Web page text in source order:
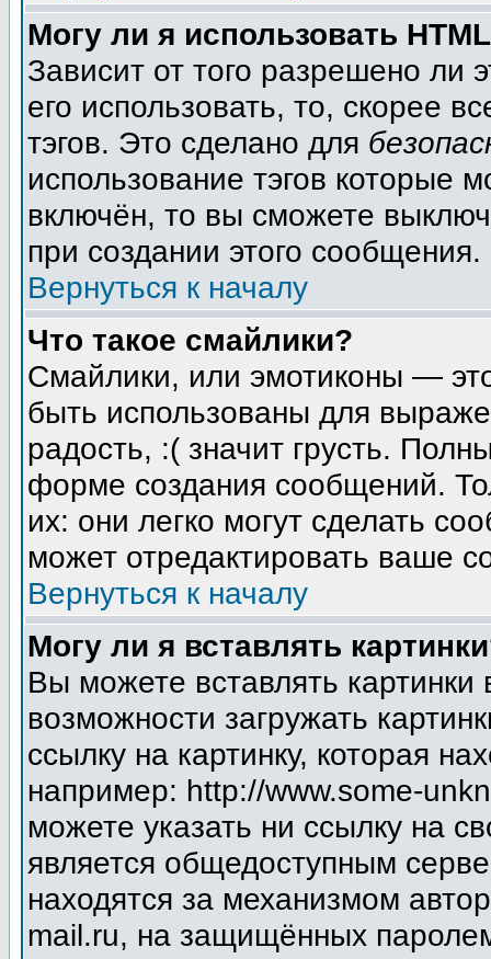
Могу ли я использовать
Зависит от того разрешено ли
его использовать, то, скорее
тэгов. Это сделано для
использование тэгов которые
включён, то вы сможете
при создании этого сообщения.
Вернуться к началу
Что такое смайлики?
Смайлики, или эмотиконы —
быть использованы для
радость, :( значит грусть.
форме создания сообщений.
их: они легко могут сделать
может отредактировать ваше
Вернуться к началу
Могу ли я вставлять
Вы можете вставлять
возможности загружать
ссылку на картинку, которая
например: http://www.some-
можете указать ни ссылку на
является общедоступным
находятся за механизмом
mail.ru, на защищённых